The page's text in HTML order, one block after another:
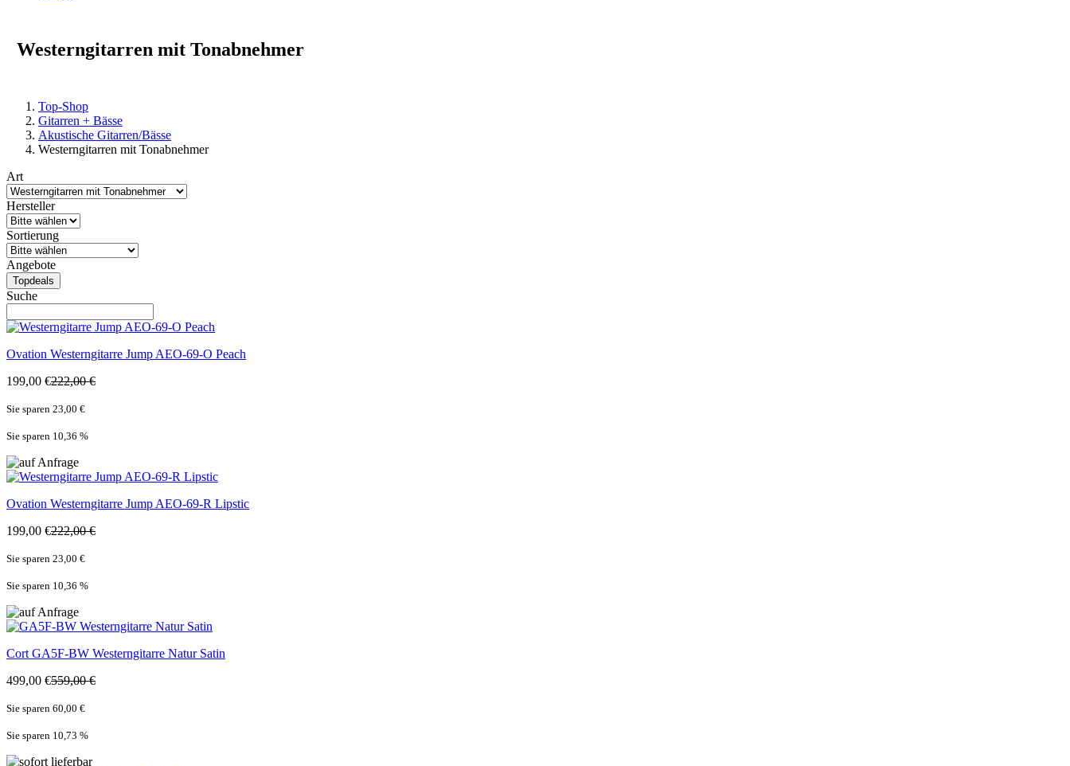
Westerngitarren mit Tonabnehmer
Top-Shop
Gitarren + Bässe
Akustische Gitarren/Bässe
Westerngitarren mit Tonabnehmer
Art
Hersteller
Sortierung
Angebote
Topdeals
Suche
Ovation Westerngitarre Jump AEO-69-O Peach
199,00 €222,00 €
Sie sparen 23,00 €
Sie sparen 10,36 %
Ovation Westerngitarre Jump AEO-69-R Lipstic
199,00 €222,00 €
Sie sparen 23,00 €
Sie sparen 10,36 %
Cort GA5F-BW Westerngitarre Natur Satin
499,00 €559,00 €
Sie sparen 60,00 €
Sie sparen 10,73 %